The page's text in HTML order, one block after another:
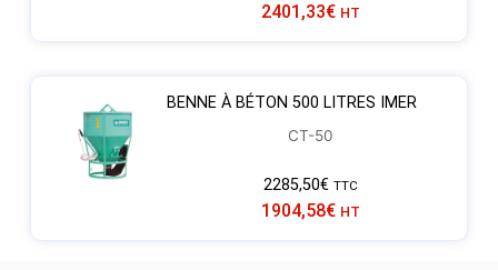
2401,33€ HT
BENNE À BÉTON 500 LITRES IMER
CT-50
2285,50€ TTC
1904,58€ HT